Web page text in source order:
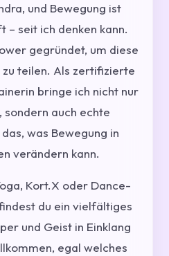
und Bewegung ist
– seit ich denken kann.
gegründet, um diese
teilen. Als zertifizierte
bringe ich nicht nur
sondern auch echte
was Bewegung in
verändern kann.
Kort.X oder Dance-
du ein vielfältiges
und Geist in Einklang
egal welches